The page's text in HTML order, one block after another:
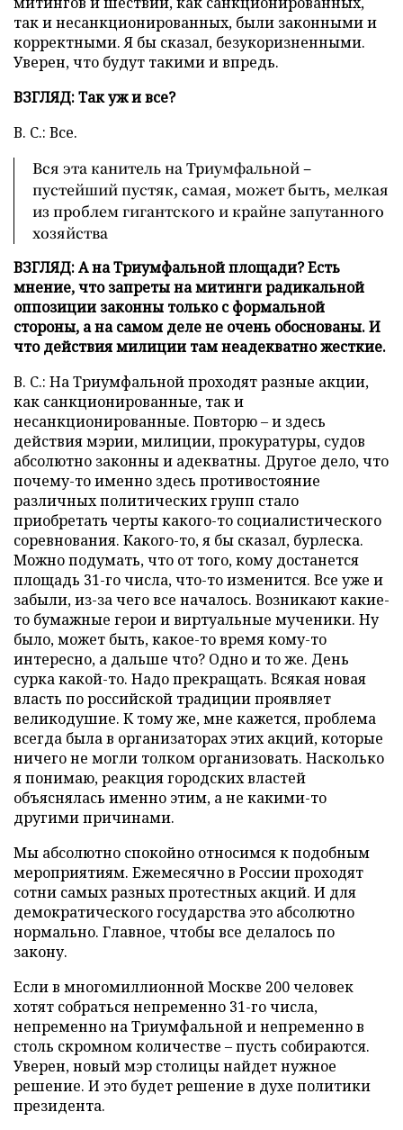
так и несанкционированных, были законными и
корректными. Я бы сказал, безукоризненными.
Уверен, что будут такими и впредь.
ВЗГЛЯД: Так уж и все?
В. С.: Все.
Вся эта канитель на Триумфальной –
пустейший пустяк, самая, может быть, мелкая
из проблем гигантского и крайне запутанного
хозяйства
ВЗГЛЯД:А на Триумфальной площади? Есть
мнение, что запреты на митинги радикальной
оппозиции законны только с формальной
стороны, а на самом деле не очень обоснованы. И
что действия милиции там неадекватно жесткие.
В. С.: На Триумфальной проходят разные акции,
как санкционированные, так и
несанкционированные. Повторю – и здесь
действия мэрии, милиции, прокуратуры, судов
абсолютно законны и адекватны. Другое дело, что
почему-то именно здесь противостояние
различных политических групп стало
приобретать черты какого-то социалистического
соревнования. Какого-то, я бы сказал, бурлеска.
Можно подумать, что от того, кому достанется
площадь 31-го числа, что-то изменится. Все уже и
забыли, из-за чего все началось. Возникают какие-
то бумажные герои и виртуальные мученики. Ну
было, может быть, какое-то время кому-то
интересно, а дальше что? Одно и то же. День
сурка какой-то. Надо прекращать. Всякая новая
власть по российской традиции проявляет
великодушие. К тому же, мне кажется, проблема
всегда была в организаторах этих акций, которые
ничего не могли толком организовать. Насколько
я понимаю, реакция городских властей
объяснялась именно этим, а не какими-то
другими причинами.
Мы абсолютно спокойно относимся к подобным
мероприятиям. Ежемесячно в России проходят
сотни самых разных протестных акций. И для
демократического государства это абсолютно
нормально. Главное, чтобы все делалось по
закону.
Если в многомиллионной Москве 200 человек
хотят собраться непременно 31-го числа,
непременно на Триумфальной и непременно в
столь скромном количестве – пусть собираются.
Уверен, новый мэр столицы найдет нужное
решение. И это будет решение в духе политики
президента.